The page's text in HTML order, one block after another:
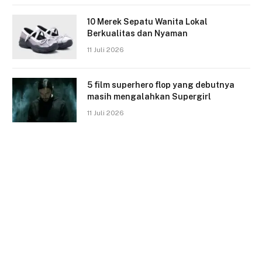
10 Merek Sepatu Wanita Lokal
Berkualitas dan Nyaman
11 Juli 2026
5 film superhero flop yang debutnya
masih mengalahkan Supergirl
11 Juli 2026